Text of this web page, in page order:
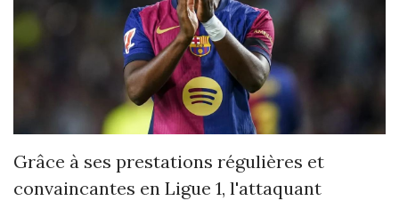
Grâce à ses prestations régulières et
convaincantes en Ligue 1, l'attaquant